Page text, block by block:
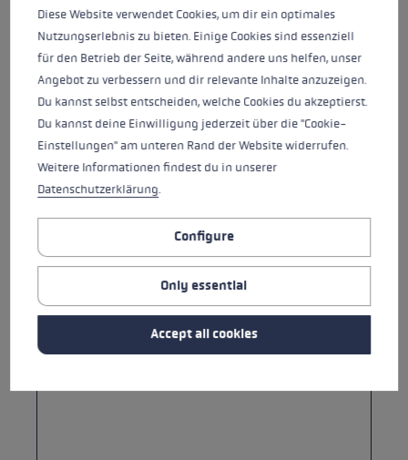
Country*
Product URL
Diese Website verwendet Cookies, um dir ein optimales
Nutzungserlebnis zu bieten. Einige Cookies sind essenziell
für den Betrieb der Seite, während andere uns helfen, unser
Angebot zu verbessern und dir relevante Inhalte anzuzeigen.
Du kannst selbst entscheiden, welche Cookies du akzeptierst.
Du kannst deine Einwilligung jederzeit über die "Cookie-
Einstellungen" am unteren Rand der Website widerrufen.
Weitere Informationen findest du in unserer
Datenschutzerklärung.
Configure
Only essential
Accept all cookies